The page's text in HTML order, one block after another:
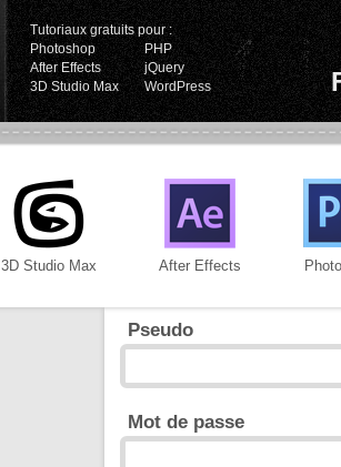
Tutoriaux gratuits pour :
Photoshop
PHP
After Effects
jQuery
3D Studio Max
WordPress
3D Studio Max After Effects
Pseudo
Mot de passe